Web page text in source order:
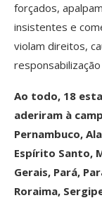
forçados,
insistentes e
violam direitos,
responsabilização
Ao todo, 18
aderiram à
Pernambuco,
Espírito Santo,
Gerais, Pará,
Roraima,